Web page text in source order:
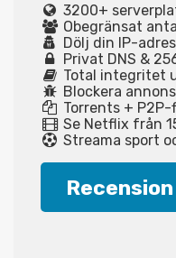
3200+
Obegränsat
Dölj din IP-
Privat DNS &
Total integritet
Blockera
Torrents +
Se Netflix från
Streama sport
Recension